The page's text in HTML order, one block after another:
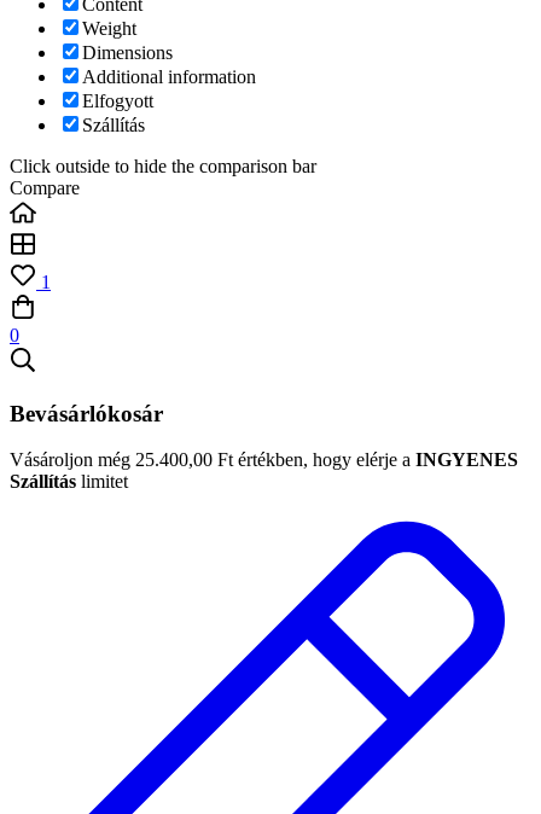
Content
Weight
Dimensions
Additional information
Elfogyott
Szállítás
Click outside to hide the comparison bar
Compare
1
0
Bevásárlókosár
Vásároljon még 25.400,00 Ft értékben, hogy elérje a INGYENES
Szállítás limitet